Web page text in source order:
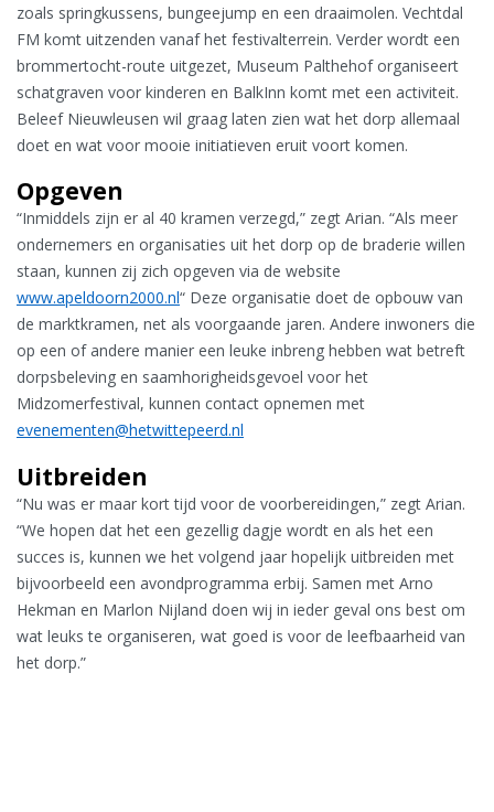
zoals springkussens, bungeejump en een draaimolen. Vechtdal
FM komt uitzenden vanaf het festivalterrein. Verder wordt een
brommertocht-route uitgezet, Museum Palthehof organiseert
schatgraven voor kinderen en BalkInn komt met een activiteit.
Beleef Nieuwleusen wil graag laten zien wat het dorp allemaal
doet en wat voor mooie initiatieven eruit voort komen.
Opgeven
“Inmiddels zijn er al 40 kramen verzegd,” zegt Arian. “Als meer
ondernemers en organisaties uit het dorp op de braderie willen
staan, kunnen zij zich opgeven via de website
www.apeldoorn2000.nl“ Deze organisatie doet de opbouw van
de marktkramen, net als voorgaande jaren. Andere inwoners die
op een of andere manier een leuke inbreng hebben wat betreft
dorpsbeleving en saamhorigheidsgevoel voor het
Midzomerfestival, kunnen contact opnemen met
evenementen@hetwittepeerd.nl
Uitbreiden
“Nu was er maar kort tijd voor de voorbereidingen,” zegt Arian.
“We hopen dat het een gezellig dagje wordt en als het een
succes is, kunnen we het volgend jaar hopelijk uitbreiden met
bijvoorbeeld een avondprogramma erbij. Samen met Arno
Hekman en Marlon Nijland doen wij in ieder geval ons best om
wat leuks te organiseren, wat goed is voor de leefbaarheid van
het dorp.”